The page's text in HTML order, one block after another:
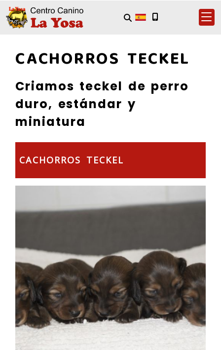
CACHORROS TECKEL
Criamos teckel de perro
duro, estándar y
miniatura
CACHORROS TECKEL
Cachorros de Teckel
standard de pelo largo
Previous Next